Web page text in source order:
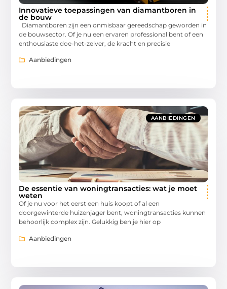
Innovatieve toepassingen van diamantboren in
de bouw
Diamantboren zijn een onmisbaar gereedschap geworden in
de bouwsector. Of je nu een ervaren professional bent of een
enthousiaste doe-het-zelver, de kracht en precisie
Aanbiedingen
AANBIEDINGEN
De essentie van woningtransacties: wat je moet
weten
Of je nu voor het eerst een huis koopt of al een
doorgewinterde huizenjager bent, woningtransacties kunnen
behoorlijk complex zijn. Gelukkig ben je hier op
Aanbiedingen